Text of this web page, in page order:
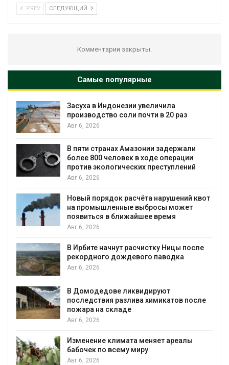
PREV СЛЕДУЮЩИЙ
Комментарии закрыты.
Самые популярные
в 20 раз
задержали
операции
квот
может
время
Ницы после
паводка
после
ареалы
В Австралии снизят
установки солнечных
Москвариум отметит 11-
трёхдневным фестивалем
В Кении противников
проверяют по статье о
Авг 5, 2026
для охраны израильской
Авг 5, 2026
климата»: исследование
пределы экологических
Авг 5, 2026
экологическую премию
«Экопозитив-2026»